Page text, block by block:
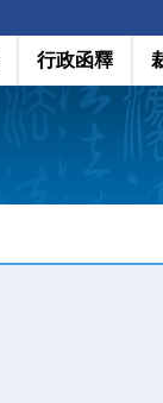
行政函釋